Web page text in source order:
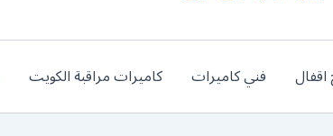
فني كاميرات كاميرات مراقبة الكويت